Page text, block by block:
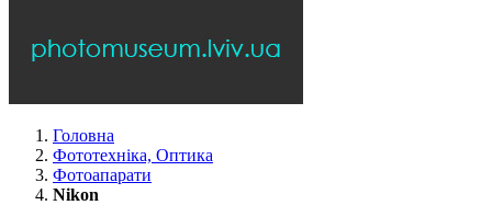
Головна
Фототехніка, Оптика
Фотоапарати
Nikon